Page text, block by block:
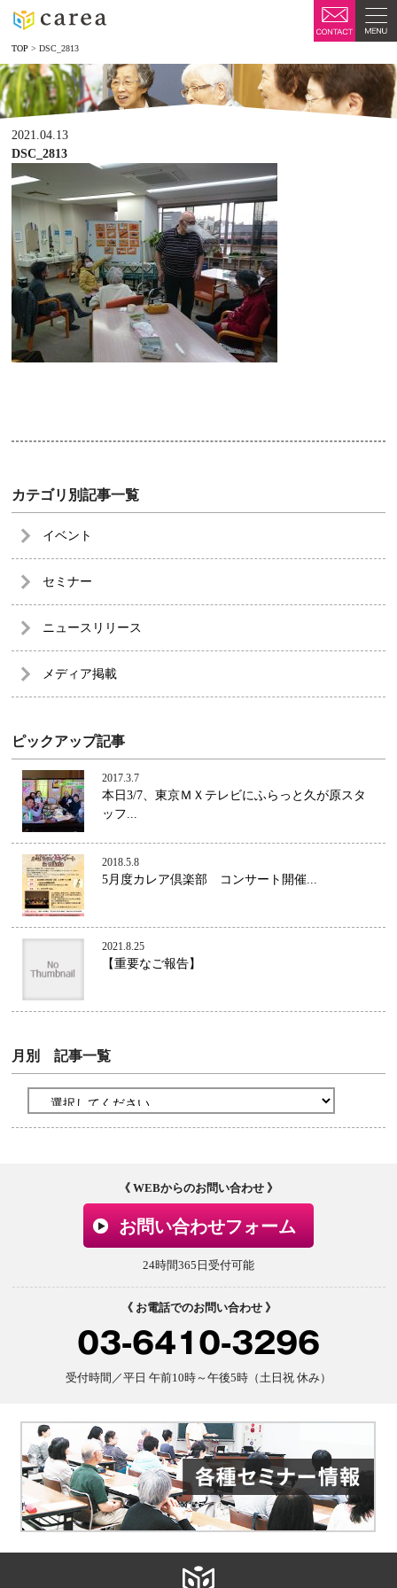
TOP >DSC_2813
2021.04.13
DSC_2813
カテゴリ別記事一覧
イベント
セミナー
ニュースリリース
メディア掲載
ピックアップ記事
2017.3.7
本日3/7、東京ＭＸテレビにふらっと久が原スタ
ッフ...
2018.5.8
5月度カレア倶楽部 コンサート開催...
2021.8.25
【重要なご報告】
月別 記事一覧
《 WEBからのお問い合わせ 》
お問い合わせフォーム
24時間365日受付可能
《 お電話でのお問い合わせ 》
03-6410-3296
受付時間／平日 午前10時～午後5時（土日祝 休み）